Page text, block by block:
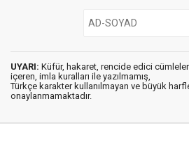
UYARI: Küfür, hakaret, rencide edici cümleler
içeren, imla kuralları ile yazılmamış,
Türkçe karakter kullanılmayan ve büyük
onaylanmamaktadır.